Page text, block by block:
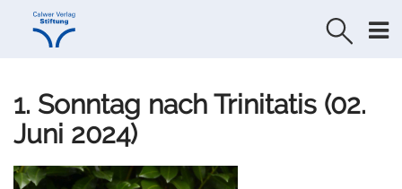
Direkt
Direkt
1. Sonntag nach Trinitatis (02.
Juni 2024)